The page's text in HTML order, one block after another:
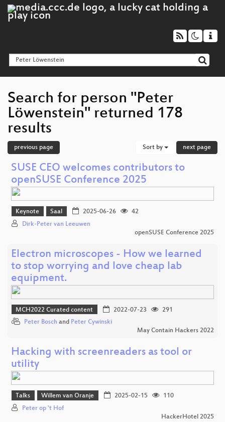
Search for person "Peter
Löwenstein" returned 178
results
previous page Sort by next page
SUSE CEO welcomes contributors to
openSUSE Conference 2025
Keynote Saal 2025-06-26
42
Dirk-Peter van Leeuwen
openSUSE Conference 2025
Electron microscopes - How we learned
to stop worrying and love cheap lab
equipment.
MCH2022 Curated content 2022-07-23
291
Peter Bosch and Peter Cywinski
May Contain Hackers 2022
Hacking with screenreaders as tool or
utility
Talks Willem van Oranje 2025-02-15
110
Peter op 't Hof
HackerHotel 2025